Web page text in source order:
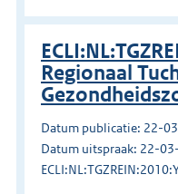
Regionaal
Datum publicatie: 22-
Datum uitspraak: 22-